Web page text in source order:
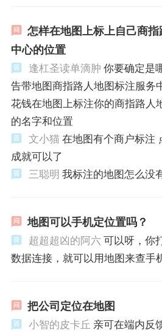
怎样在地图上标上自己商
中心的位置
逢杠圣读单滴肿 你要确定是
告带地图商指路人地图标注服务
花钱在地图上标注你的商指路人
的名字和位置
文小猫在地图有个商户标注
成就可以了
三聪明 我标注的地图怎么没
地图可以手机定位置吗？
超超超凶的阿六 可以呀，你
数据连接，就可以用地图来查手
把公司定位在地图
小智的皮卡丘 亲可在端内反